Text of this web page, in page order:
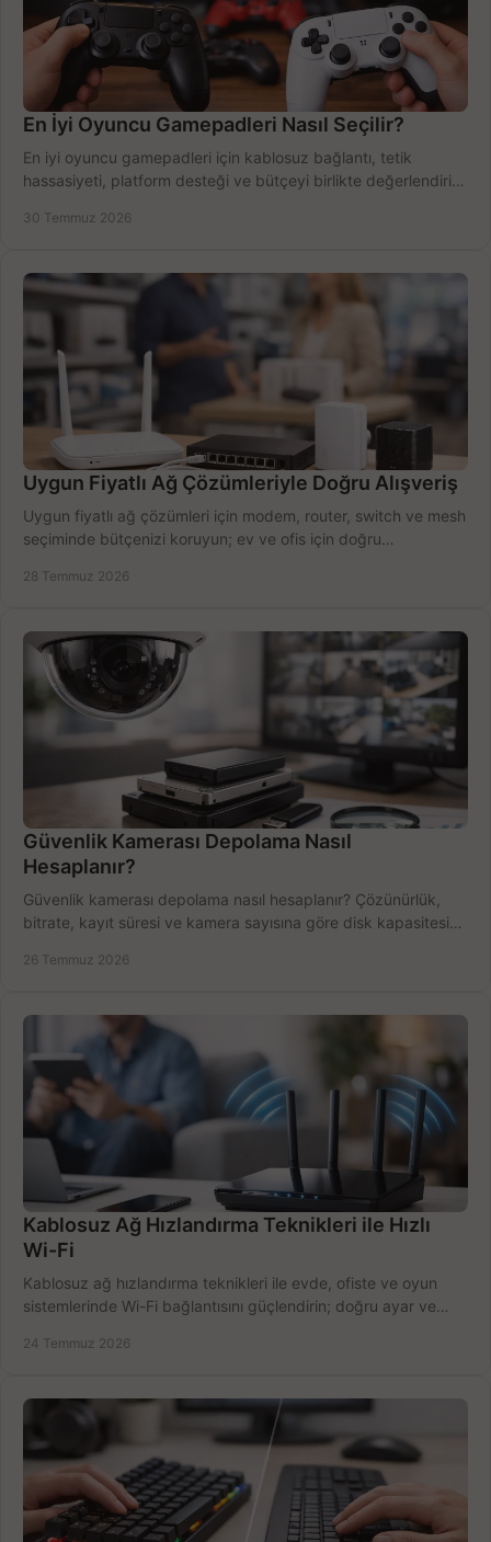
En İyi Oyuncu Gamepadleri Nasıl Seçilir?
En iyi oyuncu gamepadleri için kablosuz bağlantı, tetik
hassasiyeti, platform desteği ve bütçeyi birlikte değerlendirin;
30 Temmuz 2026
Uygun Fiyatlı Ağ Çözümleriyle Doğru Alışveriş
Uygun fiyatlı ağ çözümleri için modem, router, switch ve mesh
seçiminde bütçenizi koruyun; ev ve ofis için doğru
28 Temmuz 2026
Güvenlik Kamerası Depolama Nasıl
Hesaplanır?
Güvenlik kamerası depolama nasıl hesaplanır? Çözünürlük,
bitrate, kayıt süresi ve kamera sayısına göre disk kapasitesini
26 Temmuz 2026
Kablosuz Ağ Hızlandırma Teknikleri ile Hızlı
Wi-Fi
Kablosuz ağ hızlandırma teknikleri ile evde, ofiste ve oyun
sistemlerinde Wi-Fi bağlantısını güçlendirin; doğru ayar ve
24 Temmuz 2026